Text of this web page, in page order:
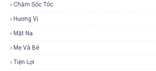
Chăm Sóc Tóc
Hương Vị
Mặt Nạ
Mẹ Và Bé
Tiện Lợi